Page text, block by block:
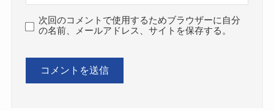
次回のコメントで使用するためブラウザーに自分
の名前、メールアドレス、サイトを保存する。